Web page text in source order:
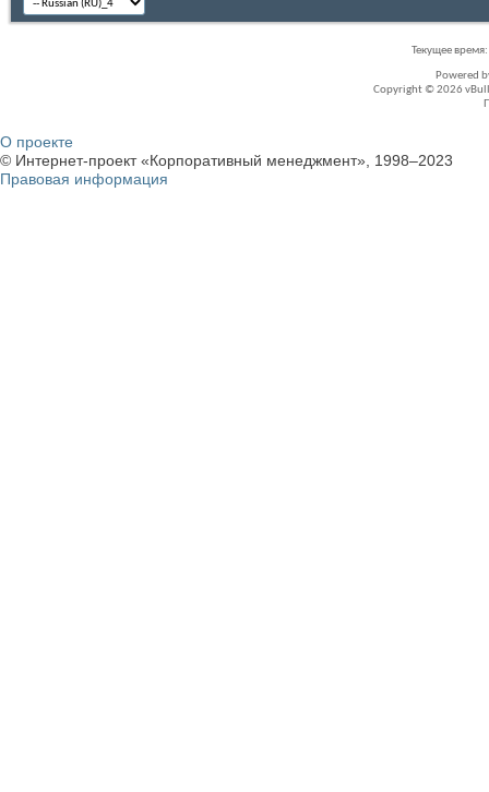
Текущее время:
Powered
Copyright © 2026
О проекте
© Интернет-проект «Корпоративный менеджмент», 1998–2023
Правовая информация